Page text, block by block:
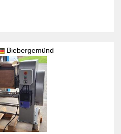
Biebergemünd